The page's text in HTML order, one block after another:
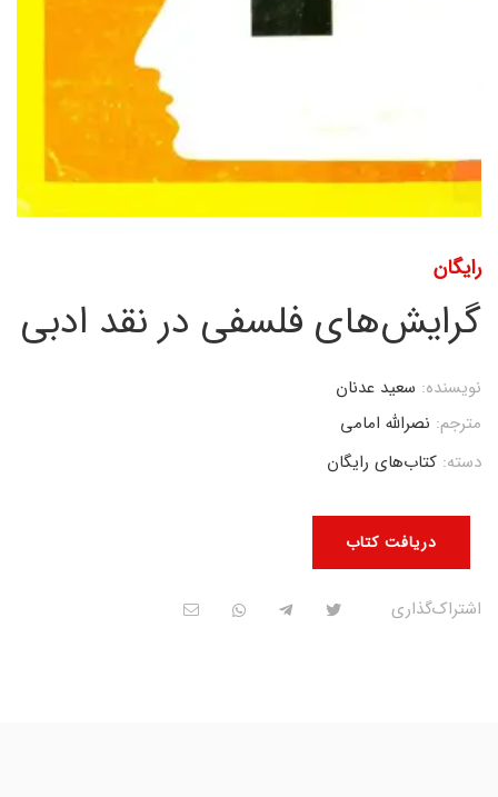
رایگان
گرایش‌های فلسفی در نقد ادبی
دریافت کتاب
نویسنده: سعید عدنان
مترجم: نصرالله امامی
دسته: کتاب‌های رایگان
اشتراک‌گذاری